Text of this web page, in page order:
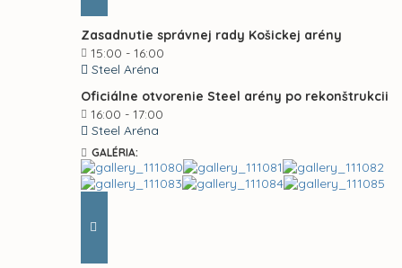
Zasadnutie správnej rady Košickej arény
15:00 - 16:00
Steel Aréna
Oficiálne otvorenie Steel arény po rekonštrukcii
16:00 - 17:00
Steel Aréna
GALÉRIA: